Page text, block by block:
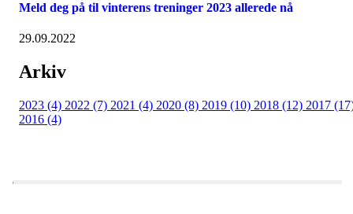
Meld deg på til vinterens treninger 2023 allerede nå
29.09.2022
Arkiv
2023 (4) 2022 (7) 2021 (4) 2020 (8) 2019 (10) 2018 (12) 2017
2016 (4)